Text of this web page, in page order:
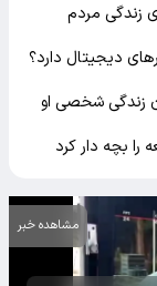
زندگی مردم
دیجیتال دارد؟
زندگی شخصی او
بچه دار کرد
مشاهده خبر